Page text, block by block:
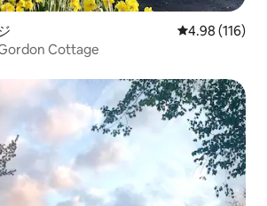
レビュー116
4.98 (116)
Cottage